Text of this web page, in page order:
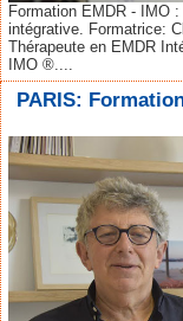
Formation EMDR - IMO
intégrative. Formatrice:
Thérapeute en EMDR
IMO ®....
PARIS: